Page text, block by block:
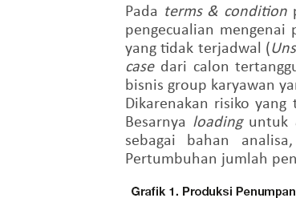
Pada terms & condition
pengecualian
yang tidak terjadwal (
case dari calon
bisnis group karyawan
Dikarenakan risiko yang
Besarnya loading untuk
sebagai bahan analisa,
Pertumbuhan jumlah